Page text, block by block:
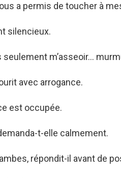
a permis de toucher à
silencieux.
m’asseoir…
avec arrogance.
est occupée.
t-elle calmement.
répondit-il avant de